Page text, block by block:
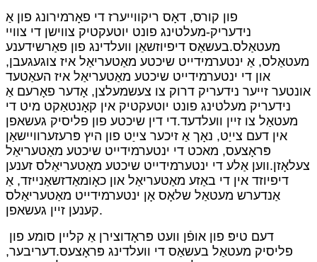
פון קורס, דאָס ריקווייערז די פאָרמירונג פון אַ
נידעריק-מעלטינג פונט יוטעקטיק צווישן די צוויי
מעטאַלס.בעשאַס דיפיוזשאַן וועלדינג פון פאַרשידענע
מעטאַלס, אַ ינטערמידייט שיכטע מאַטעריאַל איז צוגעגעבן,
און די ינטערמידייט שיכטע מאַטעריאַל איז העאַטעד
אונטער זייער נידעריק דרוק צו צעשמעלצן, אָדער פאָרעם אַ
נידעריק מעלטינג פונט יוטעקטיק אין קאָנטאַקט מיט די
מעטאַל צו זיין וועלדעד.די דין שיכטע פון ​​פליסיק געשאפן
אין דעם צייַט, נאָך אַ זיכער צייַט פון היץ פּרעזערוויישאַן
פּראָצעס, מאכט די ינטערמידייט שיכטע מאַטעריאַל
צעלאָזן.ווען אַלע די ינטערמידייט שיכטע מאַטעריאַלס זענען
דיפיוזד אין די באַזע מאַטעריאַל און כאָומאַדזשאַנייזד, אַ
אַנדערש מעטאַל שלאָס אָן ינטערמידייט מאַטעריאַלס
קענען זיין געשאפן.
דעם טיפּ פון אופֿן וועט פּראָדוצירן אַ קליין סומע פון ​​
פליסיק מעטאַל בעשאַס די וועלדינג פּראָצעס.דעריבער,